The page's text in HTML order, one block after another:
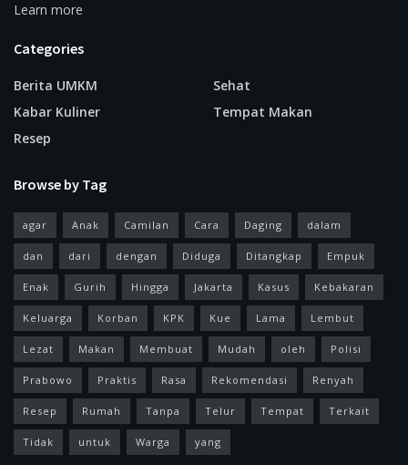
Learn more
Categories
Berita UMKM
Kabar Kuliner
Resep
Sehat
Tempat Makan
Browse by Tag
agar Anak Camilan Cara Daging dalam
dan dari dengan Diduga Ditangkap Empuk
Enak Gurih Hingga Jakarta Kasus Kebakaran
Keluarga Korban KPK Kue Lama Lembut
Lezat Makan Membuat Mudah oleh Polisi
Prabowo Praktis Rasa Rekomendasi Renyah
Resep Rumah Tanpa Telur Tempat Terkait
Tidak untuk Warga yang